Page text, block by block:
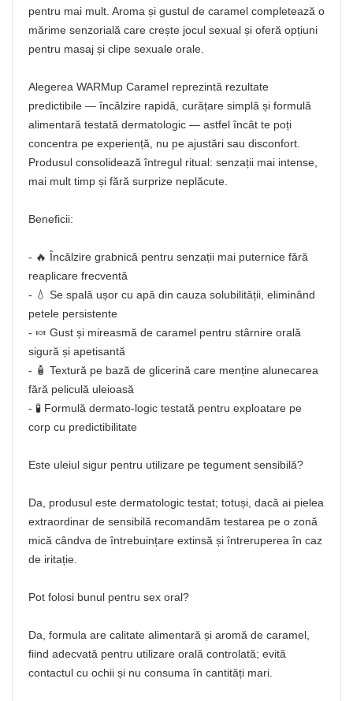
pentru mai mult. Aroma și gustul de caramel completează o
mărime senzorială care crește jocul sexual și oferă opțiuni
pentru masaj și clipe sexuale orale.
Alegerea WARMup Caramel reprezintă rezultate
predictibile — încălzire rapidă, curățare simplă și formulă
alimentară testată dermatologic — astfel încât te poți
concentra pe experiență, nu pe ajustări sau disconfort.
Produsul consolidează întregul ritual: senzații mai intense,
mai mult timp și fără surprize neplăcute.
Beneficii:
- 🔥 Încălzire grabnică pentru senzații mai puternice fără
reaplicare frecventă
- 💧 Se spală ușor cu apă din cauza solubilității, eliminând
petele persistente
- 🍬 Gust și mireasmă de caramel pentru stârnire orală
sigură și apetisantă
- 🧴 Textură pe bază de glicerină care menține alunecarea
fără peliculă uleioasă
- 🧪 Formulă dermato-logic testată pentru exploatare pe
corp cu predictibilitate
Este uleiul sigur pentru utilizare pe tegument sensibilă?
Da, produsul este dermatologic testat; totuși, dacă ai pielea
extraordinar de sensibilă recomandăm testarea pe o zonă
mică cândva de întrebuințare extinsă și întreruperea în caz
de iritație.
Pot folosi bunul pentru sex oral?
Da, formula are calitate alimentară și aromă de caramel,
fiind adecvată pentru utilizare orală controlată; evită
contactul cu ochii și nu consuma în cantități mari.